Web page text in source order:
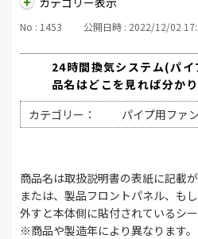
No : 1453 公開日時 : 2022/12/02
24時間換気システム(パ
品名はどこを見れば分かり
カテゴリー：
パイプ用ファ
商品名は取扱説明書の表紙に記載が
または、製品フロントパネル、も
外すと本体側に貼付されているシ
※商品や製造年により異なります。